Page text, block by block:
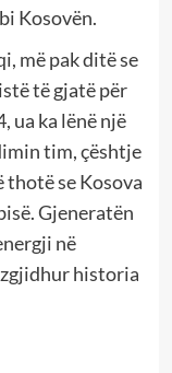
Kosovën.
më pak ditë se
të gjatë për
ua ka lënë një
tim, çështje
thotë se Kosova
Gjeneratën
në
zgjidhur historia